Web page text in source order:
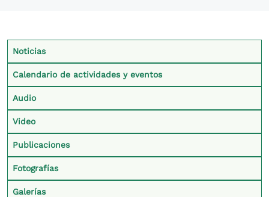
Contexto Prensa
Noticias
Calendario de actividades y eventos
Audio
Video
Publicaciones
Fotografías
Galerías